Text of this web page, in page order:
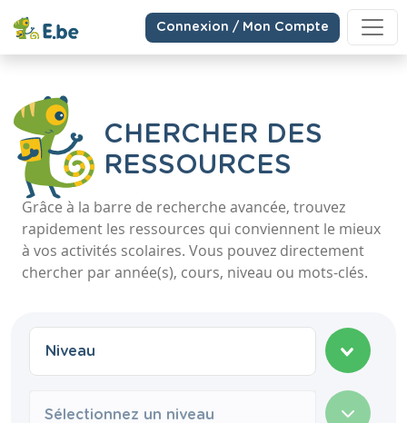
Connexion / Mon Compte
CHERCHER DES
RESSOURCES
Grâce à la barre de recherche avancée, trouvez
rapidement les ressources qui conviennent le mieux
à vos activités scolaires. Vous pouvez directement
chercher par année(s), cours, niveau ou mots-clés.
Sélectionnez un niveau